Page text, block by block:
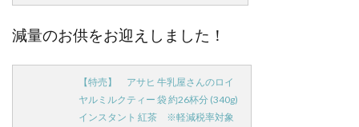
減量のお供をお迎えしました！
【特売】 アサヒ 牛乳屋さんのロイ
ヤルミルクティー 袋 約26杯分 (340g)
インスタント 紅茶 ※軽減税率対象